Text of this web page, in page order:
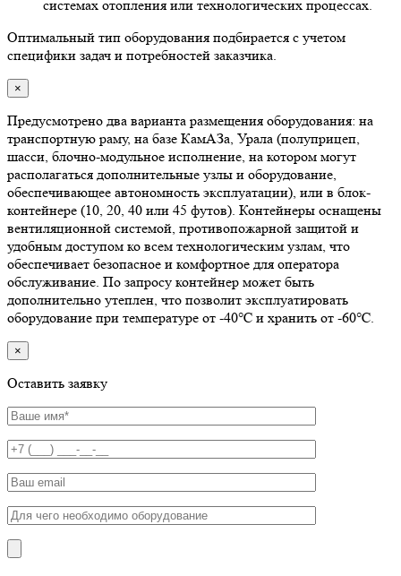
системах отопления или технологических процессах.
Оптимальный тип оборудования подбирается с учетом
специфики задач и потребностей заказчика.
×
Предусмотрено два варианта размещения оборудования: на
транспортную раму, на базе КамАЗа, Урала (полуприцеп,
шасси, блочно-модульное исполнение, на котором могут
располагаться дополнительные узлы и оборудование,
обеспечивающее автономность эксплуатации), или в блок-
контейнере (10, 20, 40 или 45 футов). Контейнеры оснащены
вентиляционной системой, противопожарной защитой и
удобным доступом ко всем технологическим узлам, что
обеспечивает безопасное и комфортное для оператора
обслуживание. По запросу контейнер может быть
дополнительно утеплен, что позволит эксплуатировать
оборудование при температуре от -40℃ и хранить от -60℃.
×
Оставить заявку